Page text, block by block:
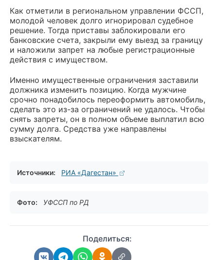
Как отметили в региональном управлении ФССП,
молодой человек долго игнорировал судебное
решение. Тогда приставы заблокировали его
банковские счета, закрыли ему выезд за границу
и наложили запрет на любые регистрационные
действия с имуществом.
Именно имущественные ограничения заставили
должника изменить позицию. Когда мужчине
срочно понадобилось переоформить автомобиль,
сделать это из-за ограничений не удалось. Чтобы
снять запреты, он в полном объеме выплатил всю
сумму долга. Средства уже направлены
взыскателям.
Источники: РИА «Дагестан»
Фото: УФССП по РД
Поделиться: